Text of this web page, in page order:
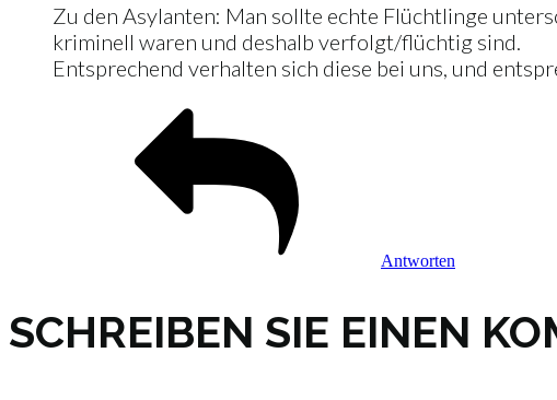
Zu den Asylanten: Man sollte echte Flüchtlinge
kriminell waren und deshalb verfolgt/flüchtig sind.
Entsprechend verhalten sich diese bei uns, und
Antworten
SCHREIBEN SIE EINEN